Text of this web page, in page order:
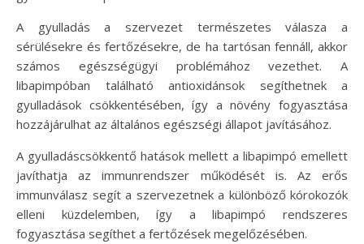
A gyulladás a szervezet természetes válasza a
sérülésekre és fertőzésekre, de ha tartósan fennáll, akkor
számos egészségügyi problémához vezethet. A
libapimpóban található antioxidánsok segíthetnek a
gyulladások csökkentésében, így a növény fogyasztása
hozzájárulhat az általános egészségi állapot javításához.
A gyulladáscsökkentő hatások mellett a libapimpó emellett
javíthatja az immunrendszer működését is. Az erős
immunválasz segít a szervezetnek a különböző kórokozók
elleni küzdelemben, így a libapimpó rendszeres
fogyasztása segíthet a fertőzések megelőzésében.